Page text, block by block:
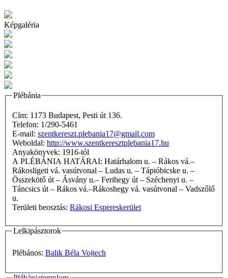
Képgaléria
Plébánia
Cím: 1173 Budapest, Pesti út 136.
Telefon: 1/290-5461
E-mail: szentkereszt.plebania17@gmail.com
Weboldal: http://www.szentkeresztplebania17.hu
Anyakönyvek: 1916-tól
A PLÉBÁNIA HATÁRAI: Határhalom u. – Rákos vá.–
Rákosligeti vá. vasútvonal – Ludas u. – Tápióbicske u. –
Összekötő út – Ásvány u.– Ferihegy út – Széchenyi u. –
Táncsics út – Rákos vá.–Rákoshegy vá. vasútvonal – Vadszőlő
u.
Területi beosztás: Rákosi Espereskerület
Lelkipásztorok
Plébános: Balik Béla Vojtech